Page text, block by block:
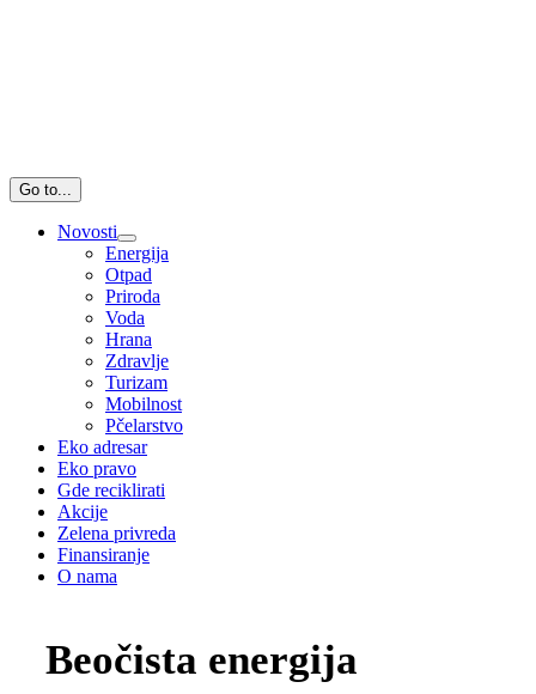
Go to...
Novosti
Energija
Otpad
Priroda
Voda
Hrana
Zdravlje
Turizam
Mobilnost
Pčelarstvo
Eko adresar
Eko pravo
Gde reciklirati
Akcije
Zelena privreda
Finansiranje
O nama
Beočista energija